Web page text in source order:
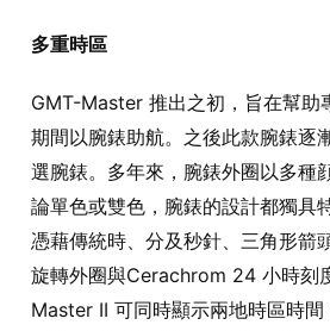
多重時區
GMT-Master 推出之初，旨在幫助
期間以腕錶助航。之後此款腕錶逐
選腕錶。多年來，腕錶外圈以多種
論單色或雙色，腕錶的設計都獨具
憑藉傳統時、分及秒針、三角形箭
旋轉外圈與Cerachrom 24 小時刻
Master II 可同時顯示兩地時區時